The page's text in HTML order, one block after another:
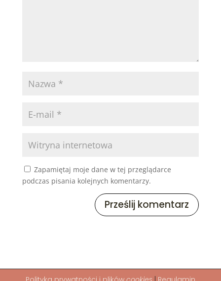
Zapamiętaj moje dane w tej przeglądarce
podczas pisania kolejnych komentarzy.